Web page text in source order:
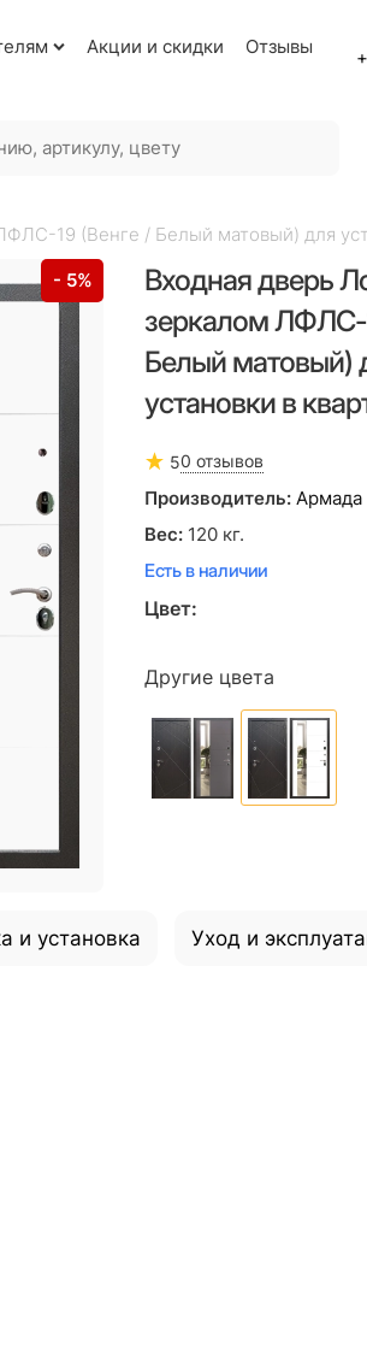
Акции и скидки
Отзывы
19 (Венге / Белый матовый) для
- 5%
Входная дверь
зеркалом ЛФЛС-
Белый матовый)
установки в
50 отзывов
Производитель: Армада
Вес: 120 кг.
Есть в наличии
Цвет:
Другие цвета
и установка Уход и